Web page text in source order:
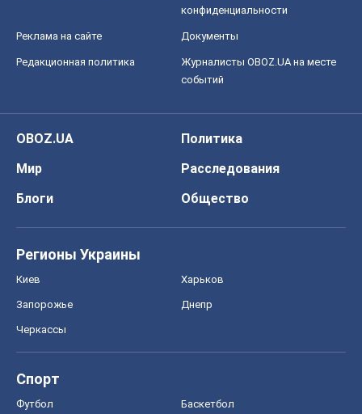
конфиденциальности
Реклама на сайте Документы
Редакционная политика
Журналисты OBOZ.UA на месте
событий
OBOZ.UA
Политика
Мир
Расследования
Блоги
Общество
Регионы Украины
Киев Харьков
Запорожье Днепр
Черкассы
Спорт
Футбол Баскетбол